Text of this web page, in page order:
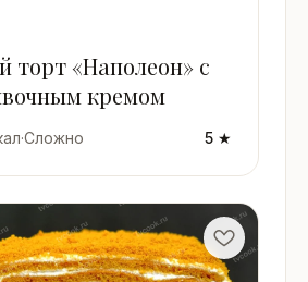
торт «Наполеон» с
кремом
·Сложно 5 ★